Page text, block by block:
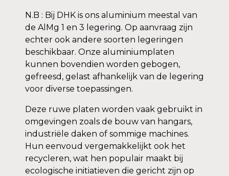
N.B : Bij DHK is ons aluminium meestal van
de AlMg 1 en 3 legering. Op aanvraag zijn
echter ook andere soorten legeringen
beschikbaar. Onze aluminiumplaten
kunnen bovendien worden gebogen,
gefreesd, gelast afhankelijk van de legering
voor diverse toepassingen.
Deze ruwe platen worden vaak gebruikt in
omgevingen zoals de bouw van hangars,
industriële daken of sommige machines.
Hun eenvoud vergemakkelijkt ook het
recycleren, wat hen populair maakt bij
ecologische initiatieven die gericht zijn op